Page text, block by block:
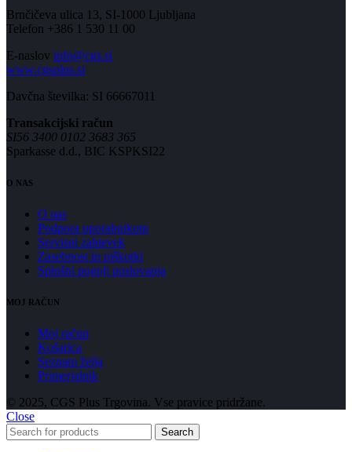
Brnčičeva ulica 13, SI-1000 Ljubljana
Telefon +386 1 530 11 00
E-naslov info@cgs.si
www.cgsplus.si
Davčna številka: SI 66667011
Transakcijski račun
SI56 3400 0102 3683 365
Sparkasse d.d., BIC KSPKSI22
O NAS
O nas
Podpora uporabnikom
Servisni zahtevek
Zasebnost in piškotki
Splošni pogoji poslovanja
MOJ RAČUN
Moj račun
Košarica
Seznam želja
Primerjalnik
© 2025, CGS Plus Trgovina. Vse pravice pridržane.
Close
Search